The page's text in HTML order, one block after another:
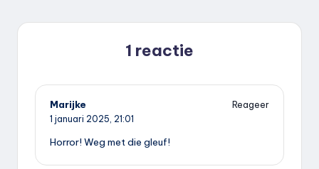
1 reactie
Marijke
Reageer
1 januari 2025, 21:01
Horror! Weg met die gleuf!